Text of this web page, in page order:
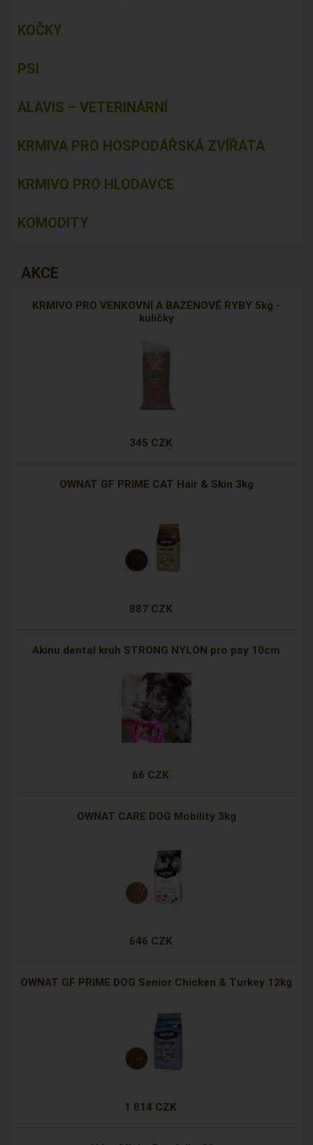
KOČKY
PSI
ALAVIS – VETERINÁRNÍ
KRMIVA PRO HOSPODÁŘSKÁ ZVÍŘATA
KRMIVO PRO HLODAVCE
KOMODITY
AKCE
KRMIVO PRO VENKOVNÍ A BAZÉNOVÉ RYBY 5kg -
kuličky
345 CZK
OWNAT GF PRIME CAT Hair & Skin 3kg
887 CZK
Akinu dental kruh STRONG NYLON pro psy 10cm
66 CZK
OWNAT CARE DOG Mobility 3kg
646 CZK
OWNAT GF PRIME DOG Senior Chicken & Turkey 12kg
1 814 CZK